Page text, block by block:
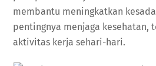
membantu meningkatkan
pentingnya menjaga kesehatan,
aktivitas kerja sehari-hari.